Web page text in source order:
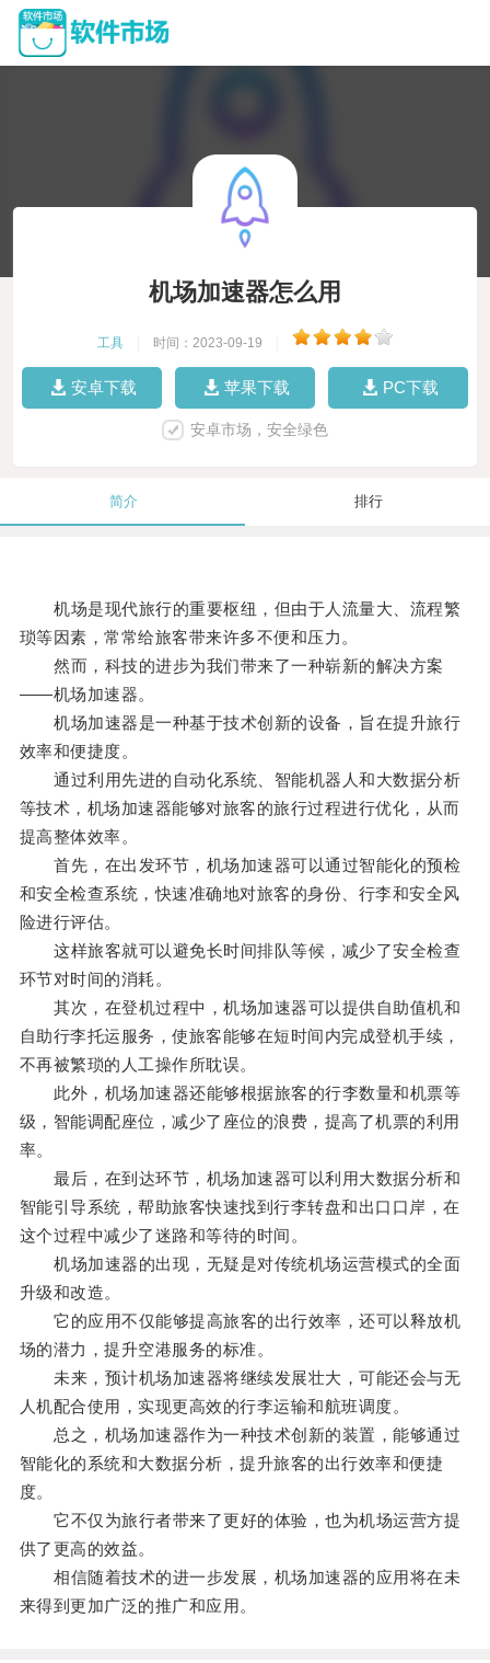
机场加速器怎么用
工具 时间：2023-09-19
安卓下载 苹果下载 PC下载
安卓市场，安全绿色
简介 排行
机场是现代旅行的重要枢纽，但由于人流量大、流程繁
琐等因素，常常给旅客带来许多不便和压力。
然而，科技的进步为我们带来了一种崭新的解决方案
——机场加速器。
机场加速器是一种基于技术创新的设备，旨在提升旅行
效率和便捷度。
通过利用先进的自动化系统、智能机器人和大数据分析
等技术，机场加速器能够对旅客的旅行过程进行优化，从而
提高整体效率。
首先，在出发环节，机场加速器可以通过智能化的预检
和安全检查系统，快速准确地对旅客的身份、行李和安全风
险进行评估。
这样旅客就可以避免长时间排队等候，减少了安全检查
环节对时间的消耗。
其次，在登机过程中，机场加速器可以提供自助值机和
自助行李托运服务，使旅客能够在短时间内完成登机手续，
不再被繁琐的人工操作所耽误。
此外，机场加速器还能够根据旅客的行李数量和机票等
级，智能调配座位，减少了座位的浪费，提高了机票的利用
率。
最后，在到达环节，机场加速器可以利用大数据分析和
智能引导系统，帮助旅客快速找到行李转盘和出口口岸，在
这个过程中减少了迷路和等待的时间。
机场加速器的出现，无疑是对传统机场运营模式的全面
升级和改造。
它的应用不仅能够提高旅客的出行效率，还可以释放机
场的潜力，提升空港服务的标准。
未来，预计机场加速器将继续发展壮大，可能还会与无
人机配合使用，实现更高效的行李运输和航班调度。
总之，机场加速器作为一种技术创新的装置，能够通过
智能化的系统和大数据分析，提升旅客的出行效率和便捷
度。
它不仅为旅行者带来了更好的体验，也为机场运营方提
供了更高的效益。
相信随着技术的进一步发展，机场加速器的应用将在未
来得到更加广泛的推广和应用。